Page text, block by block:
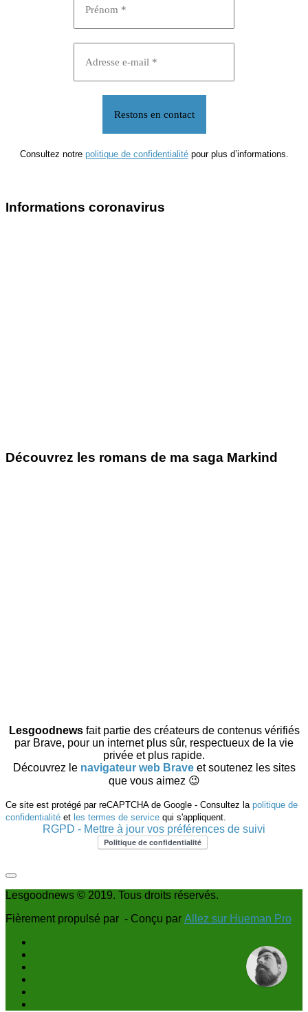
Consultez notre politique de confidentialitépour plus d’informations.
Informations coronavirus
Découvrez les romans de ma saga Markind
Lesgoodnewsfait partie des créateurs de contenus vérifiés
par Brave, pour un internet plus sûr, respectueux de la vie
privée et plus rapide.
Découvrez le navigateur web Brave et soutenez les sites
que vous aimez 😉
Ce site est protégé par reCAPTCHA de Google - Consultez la politique de
confidentialité et les termes de service qui s'appliquent.
RGPD - Mettre à jour vos préférences de suivi
Lesgoodnews © 2019. Tous droits réservés.
Fièrement propulsé par - Conçu par Allez sur Hueman Pro